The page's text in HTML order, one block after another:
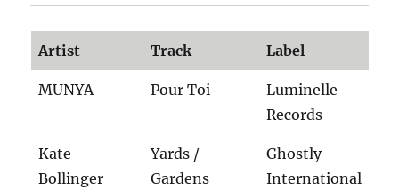
Artist Track Label
MUNYA Pour Toi
Luminelle
Records
Kate
Bollinger
Yards /
Gardens
Ghostly
International